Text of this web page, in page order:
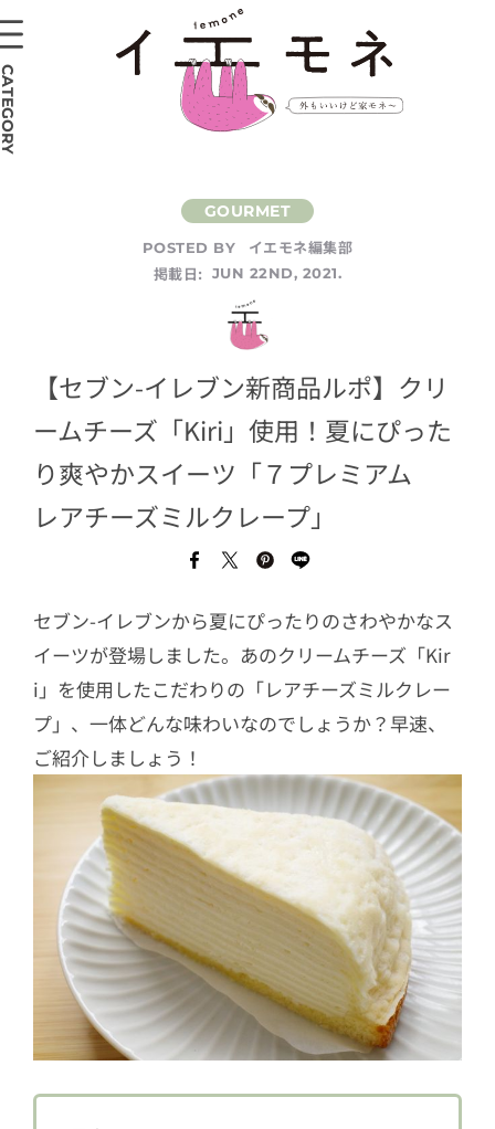
POSTED BY
イエモネ編集部
掲載日:
JUN 22ND, 2021.
【セブン-イレブン新商品ルポ】クリ
ームチーズ「Kiri」使用！夏にぴった
り爽やかスイーツ「７プレミアム
レアチーズミルクレープ」
セブン-イレブンから夏にぴったりのさわやかなス
イーツが登場しました。あのクリームチーズ「Kir
i」を使用したこだわりの「レアチーズミルクレー
プ」、一体どんな味わいなのでしょうか？早速、
ご紹介しましょう！